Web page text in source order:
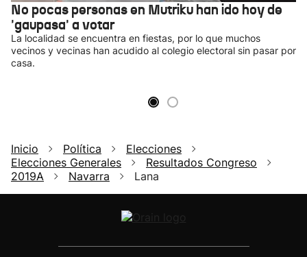
No pocas personas en Mutriku han ido hoy de
'gaupasa' a votar
La localidad se encuentra en fiestas, por lo que muchos
vecinos y vecinas han acudido al colegio electoral sin pasar por
casa.
Inicio Política
Elecciones
Elecciones Generales
Resultados Congreso
2019A
Navarra Lana